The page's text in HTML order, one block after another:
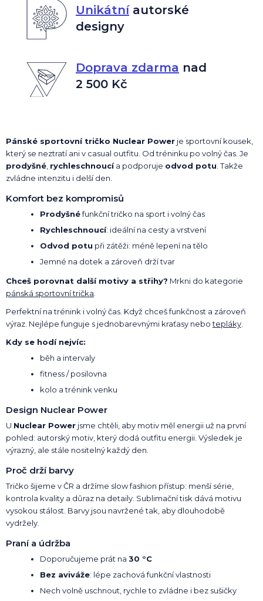
Unikátníautorské
designy
Doprava zdarma nad
2 500 Kč
Pánské sportovní tričko Nuclear Power je sportovní kousek,
který se neztratí ani v casual outfitu. Od tréninku po volný čas. Je
prodyšné rychleschnoucía podporuje odvod potu . Takže
zvládne intenzitu i delší den.
Komfort bez kompromisů
Prodyšnéfunkční tričko na sport i volný čas
Rychleschnoucí: ideální na cesty a vrstvení
Odvod potu při zátěži: méně lepení na tělo
Jemné na dotek a zároveň drží tvar
Chceš porovnat další motivy a střihy? Mrkni do kategorie
pánská sportovní trička
Perfektní na trénink i volný čas. Když chceš funkčnost a zároveň
výraz. Nejlépe funguje s jednobarevnými kraťasy nebotepláky
Kdy se hodí nejvíc:
běh a intervaly
fitness / posilovna
kolo a trénink venku
Design Nuclear Power
U Nuclear Power jsme chtěli, aby motiv měl energii už na první
pohled: autorský motiv, který dodá outfitu energii. Výsledek je
výrazný, ale stále nositelný každý den.
Proč drží barvy
Tričko šijeme v ČR a držíme slow fashion přístup: menší série,
kontrola kvality a důraz na detaily. Sublimační tisk dává motivu
vysokou stálost. Barvy jsou navržené tak, aby dlouhodobě
vydržely.
Praní a údržba
Doporučujeme prát na 30 °C
Bez aviváže: lépe zachová funkční vlastnosti
Nech volně uschnout, rychle to zvládne i bez sušičky